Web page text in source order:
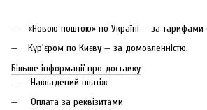
«Новою поштою» по Україні — за тарифами
Кур'єром по Києву — за домовленністю.
Більше інформації про доставку
Накладений платіж
Оплата за реквізитами